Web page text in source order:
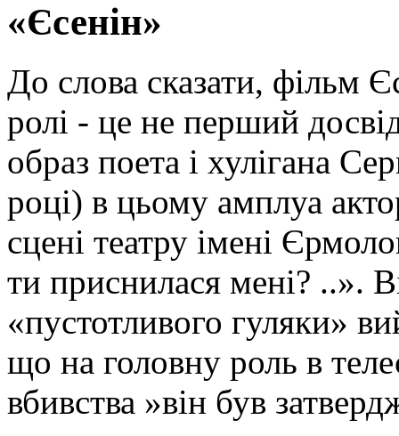
«Єсенін»
До слова сказати, фільм
ролі - це не перший
образ поета і хулігана
році) в цьому амплуа
сцені театру імені
ти приснилася мені? ..».
«пустотливого гуляки»
що на головну роль в
вбивства »він був